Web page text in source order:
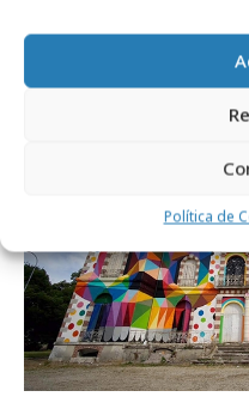
Política de
donde se celebró el
mes de junio.